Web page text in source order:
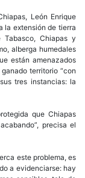
León Enrique
la extensión de tierra
Chiapas y
alberga humedales
están amenazados
territorio “con
tres instancias: la
que Chiapas
precisa el
este problema, es
a evidenciarse: hay